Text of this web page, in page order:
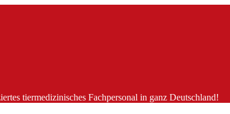
tiermedizinisches Fachpersonal in ganz Deutschland!